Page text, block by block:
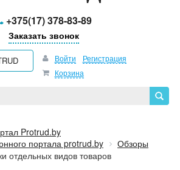
+375(17) 378-83-89
Заказать звонок
Войти
Регистрация
Корзина
Protrud.by
портала protrud.by
Обзоры
отдельных видов товаров